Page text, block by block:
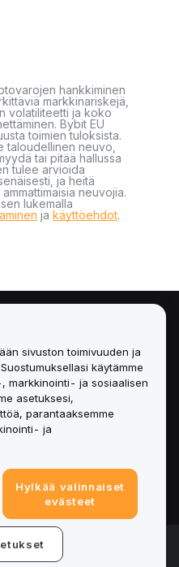
hankkiminen
markkinariskejä,
volatiliteetti ja koko
Bybit EU
toimien tuloksista.
taloudellinen neuvo,
tai pitää hallussa
tulee arvioida
ja heitä
neuvojia.
lukemalla
ja käyttöehdot.
reserved.
sivuston toimivuuden ja
käytämme
markkinointi- ja sosiaalisen
asetuksesi,
parantaaksemme
ja
Hylkää valinnaiset
evästeet